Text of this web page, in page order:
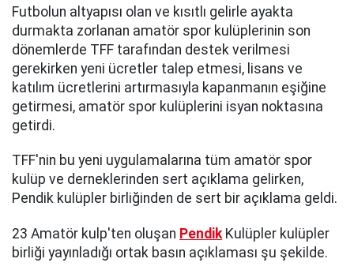
Futbolun altyapısı olan ve kısıtlı gelirle ayakta
durmakta zorlanan amatör spor kulüplerinin son
dönemlerde TFF tarafından destek verilmesi
gerekirken yeni ücretler talep etmesi, lisans ve
katılım ücretlerini artırmasıyla kapanmanın eşiğine
getirmesi, amatör spor kulüplerini isyan noktasına
getirdi.
TFF'nin bu yeni uygulamalarına tüm amatör spor
kulüp ve derneklerinden sert açıklama gelirken,
Pendik kulüpler birliğinden de sert bir açıklama geldi.
23 Amatör kulp'ten oluşan PendikKulüpler kulüpler
birliği yayınladığı ortak basın açıklaması şu şekilde.